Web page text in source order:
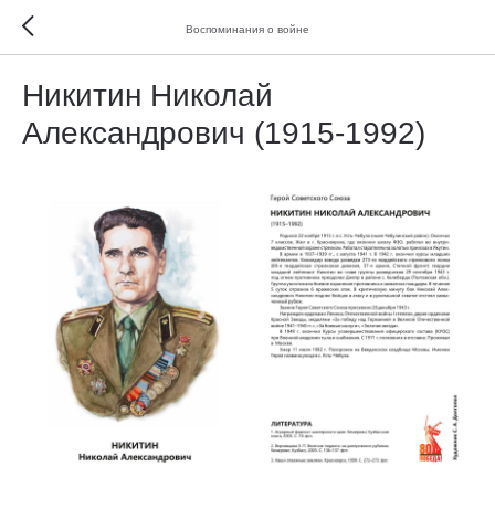
Воспоминания о войне
Никитин Николай
Александрович (1915-1992)